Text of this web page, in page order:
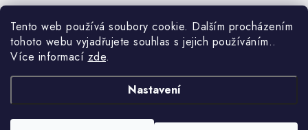
Tento web používá soubory cookie. Dalším procházením
tohoto webu vyjadřujete souhlas s jejich používáním..
Více informací zde.
Nastavení
Doprava a platba
Obchodní podmínky
Vrácení zboží
Náš příběh
Kontakty
Pro zákazníky
Svatební dárkový box pro novomanžele - překvapte originálním
dárkem!
Dárkový box - luxusní sada delikates
Blog
Jak originálně darovat peníze k narozeninám? 7 nápadů místo
Facebook